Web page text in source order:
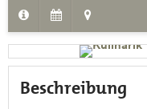
Beschreibung